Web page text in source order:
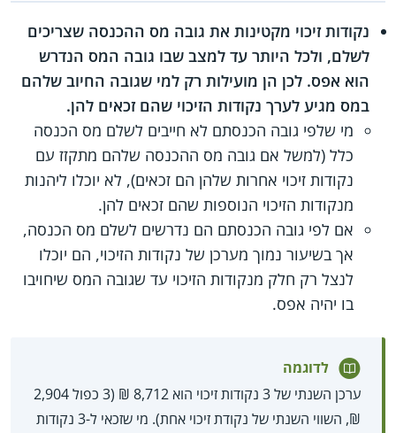
נקודות זיכוי מקטינות את גובה מס ההכנסה שצריכים
לשלם, ולכל היותר עד למצב שבו גובה המס הנדרש
הוא אפס. לכן הן מועילות רק למי שגובה החיוב שלהם
במס מגיע לערך נקודות הזיכוי שהם זכאים להן.
מי שלפי גובה הכנסתם לא חייבים לשלם מס הכנסה
כלל (למשל אם גובה מס ההכנסה שלהם מתקזז עם
נקודות זיכוי אחרות שלהן הם זכאים), לא יוכלו ליהנות
מנקודות הזיכוי הנוספות שהם זכאים להן.
אם לפי גובה הכנסתם הם נדרשים לשלם מס הכנסה,
אך בשיעור נמוך מערכן של נקודות הזיכוי, הם יוכלו
לנצל רק חלק מנקודות הזיכוי עד שגובה המס שיחויבו
בו יהיה אפס.
לדוגמה
ערכן השנתי של 3 נקודות זיכוי הוא 8,712 ₪ (3 כפול 2,904
₪, השווי השנתי של נקודת זיכוי אחת). מי שזכאי ל-3 נקודות